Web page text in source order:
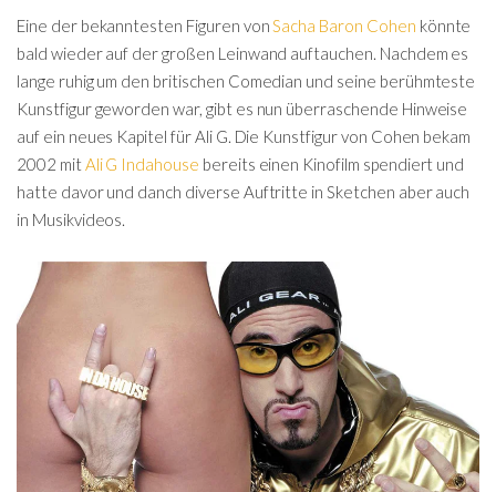
Eine der bekanntesten Figuren vonSacha Baron Cohen könnte
bald wieder auf der großen Leinwand auftauchen. Nachdem es
lange ruhig um den britischen Comedian und seine berühmteste
Kunstfigur geworden war, gibt es nun überraschende Hinweise
auf ein neues Kapitel für Ali G. Die Kunstfigur von Cohen bekam
2002 mit Ali G Indahouse bereits einen Kinofilm spendiert und
hatte davor und danch diverse Auftritte in Sketchen aber auch
in Musikvideos.